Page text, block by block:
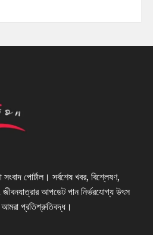
পোর্টাল। সর্বশেষ খবর, বিশ্লেষণ,
জীবনযাত্রার আপডেট পান নির্ভরযোগ্য উৎস
প্রতিশ্রুতিবদ্ধ।